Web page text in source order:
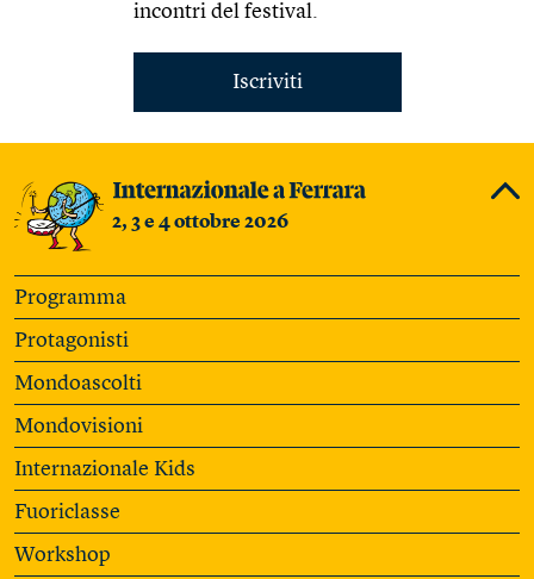
incontri del festival.
Iscriviti
2, 3 e 4 ottobre 2026
Programma
Protagonisti
Mondoascolti
Mondovisioni
Internazionale Kids
Fuoriclasse
Workshop